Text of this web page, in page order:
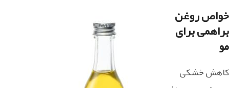
خواص روغن
براهمی برای
مو
کاهش خشکی